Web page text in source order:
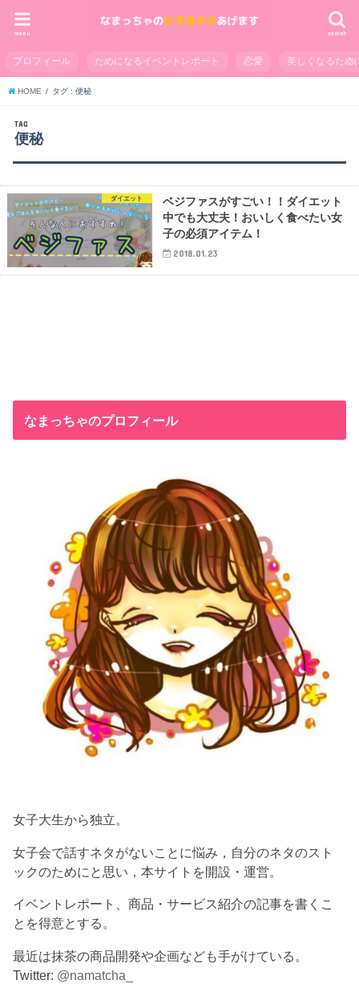
search
menu
プロフィール ためになるイベントレポート 恋愛 美しくなるため
HOME タグ : 便秘
TAG
便秘
ダイエット
ベジファスがすごい！！ダイエット
中でも大丈夫！おいしく食べたい女
子の必須アイテム！
2018.01.23
なまっちゃのプロフィール
女子大生から独立。
女子会で話すネタがないことに悩み，自分のネタのスト
ックのためにと思い，本サイトを開設・運営。
イベントレポート、商品・サービス紹介の記事を書くこ
とを得意とする。
最近は抹茶の商品開発や企画なども手がけている。
Twitter: @namatcha_